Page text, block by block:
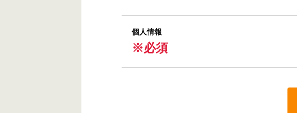
個人情報
※必須